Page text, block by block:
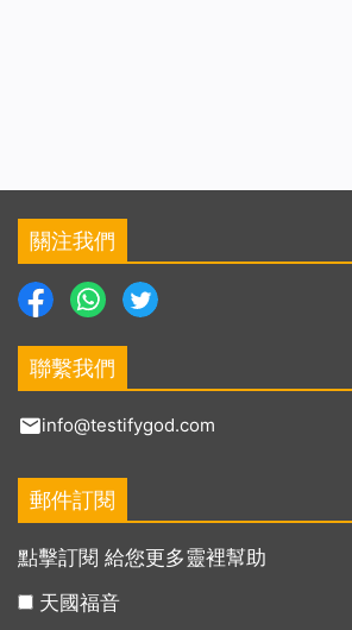
關注我們
聯繫我們
info@testifygod.com
郵件訂閱
點擊訂閱 給您更多靈裡幫助
天國福音